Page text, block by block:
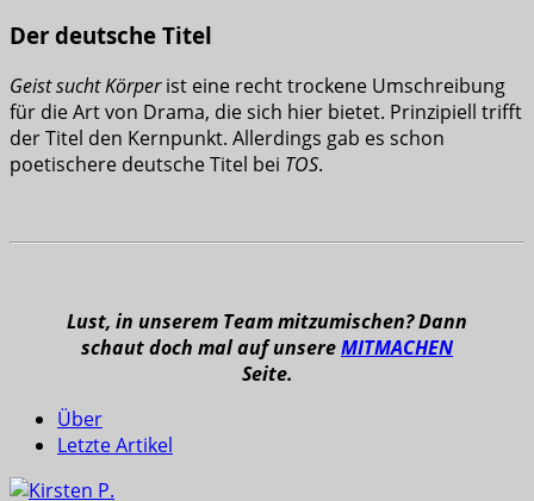
Der deutsche Titel
Geist sucht Körperist eine recht trockene Umschreibung
für die Art von Drama, die sich hier bietet. Prinzipiell trifft
der Titel den Kernpunkt. Allerdings gab es schon
poetischere deutsche Titel bei TOS.
Lust, in unserem Team mitzumischen? Dann
schaut doch mal auf unsereMITMACHEN
Seite.
Über
Letzte Artikel